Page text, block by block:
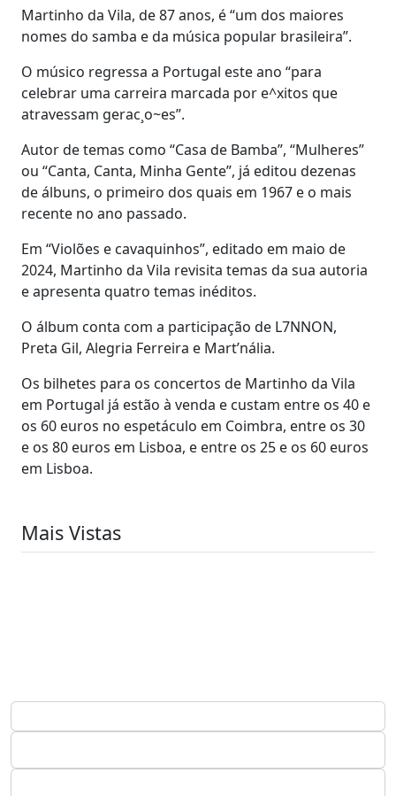
Martinho da Vila, de 87 anos, é “um dos maiores
nomes do samba e da música popular brasileira”.
O músico regressa a Portugal este ano “para
celebrar uma carreira marcada por e^xitos que
atravessam gerac¸o~es”.
Autor de temas como “Casa de Bamba”, “Mulheres”
ou “Canta, Canta, Minha Gente”, já editou dezenas
de álbuns, o primeiro dos quais em 1967 e o mais
recente no ano passado.
Em “Violões e cavaquinhos”, editado em maio de
2024, Martinho da Vila revisita temas da sua autoria
e apresenta quatro temas inéditos.
O álbum conta com a participação de L7NNON,
Preta Gil, Alegria Ferreira e Mart’nália.
Os bilhetes para os concertos de Martinho da Vila
em Portugal já estão à venda e custam entre os 40 e
os 60 euros no espetáculo em Coimbra, entre os 30
e os 80 euros em Lisboa, e entre os 25 e os 60 euros
em Lisboa.
Mais Vistas